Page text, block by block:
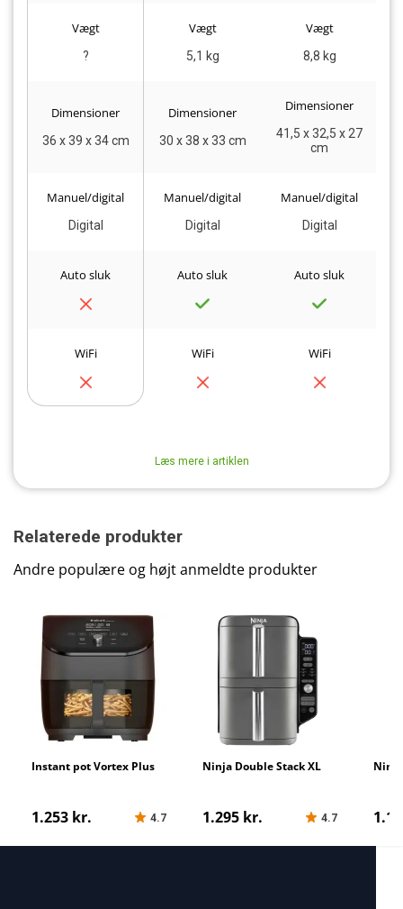
Vægt
?
Vægt
5,1 kg
Vægt
8,8 kg
Dimensioner
36 x 39 x 34 cm
Dimensioner
30 x 38 x 33 cm
Dimensioner
41,5 x 32,5 x 27
cm
Manuel/digital
Digital
Manuel/digital
Digital
Manuel/digital
Digital
Auto sluk Auto sluk Auto sluk
WiFi WiFi WiFi
Læs mere i artiklen
Relaterede produkter
Andre populære og højt anmeldte produkter
Instant pot Vortex Plus
1.253 kr. 4.7
Ninja Double Stack XL
1.295 kr. 4.7